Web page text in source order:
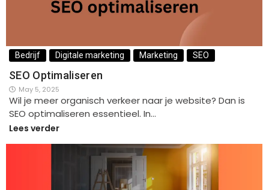
Bedrijf Digitale marketing Marketing SEO
SEO Optimaliseren
May 5, 2025
Wil je meer organisch verkeer naar je website? Dan is
SEO optimaliseren essentieel. In…
Lees verder